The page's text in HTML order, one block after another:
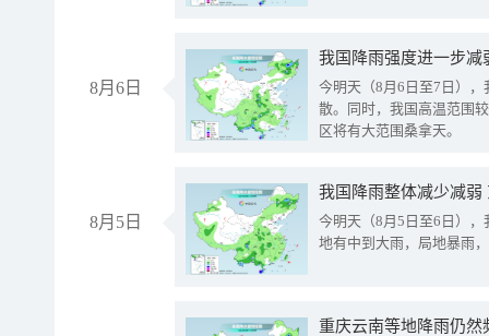
8月6日
今明天（8月6日至7日）
散。同时，我国高温范围
区将有大范围桑拿天。
8月5日
我国降雨整体减少减弱
今明天（8月5日至6日）
地有中到大雨，局地暴雨
重庆云南等地降雨仍然